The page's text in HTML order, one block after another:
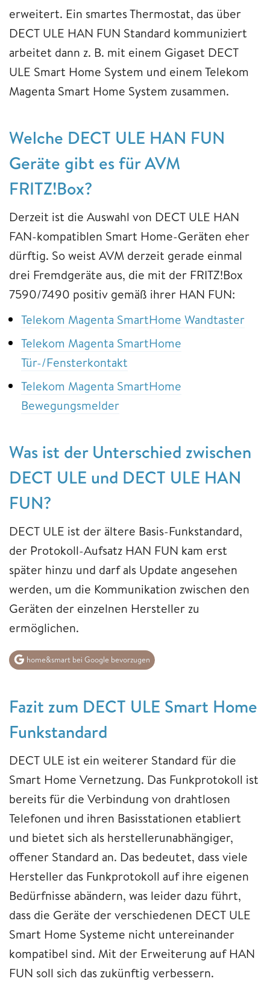
erweitert. Ein smartes Thermostat, das über
DECT ULE HAN FUN Standard kommuniziert
arbeitet dann z. B. mit einem Gigaset DECT
ULE Smart Home System und einem Telekom
Magenta Smart Home System zusammen.
Welche DECT ULE HAN FUN
Geräte gibt es für AVM
FRITZ!Box?
Derzeit ist die Auswahl von DECT ULE HAN
FAN-kompatiblen Smart Home-Geräten eher
dürftig. So weist AVM derzeit gerade einmal
drei Fremdgeräte aus, die mit der FRITZ!Box
7590/7490 positiv gemäß ihrer HAN FUN:
Telekom Magenta SmartHome Wandtaster
Telekom Magenta SmartHome
Tür-/Fensterkontakt
Telekom Magenta SmartHome
Bewegungsmelder
Was ist der Unterschied zwischen
DECT ULE und DECT ULE HAN
FUN?
DECT ULE ist der ältere Basis-Funkstandard,
der Protokoll-Aufsatz HAN FUN kam erst
später hinzu und darf als Update angesehen
werden, um die Kommunikation zwischen den
Geräten der einzelnen Hersteller zu
ermöglichen.
home&smart bei Google bevorzugen
Fazit zum DECT ULE Smart Home
Funkstandard
DECT ULE ist ein weiterer Standard für die
Smart Home Vernetzung. Das Funkprotokoll ist
bereits für die Verbindung von drahtlosen
Telefonen und ihren Basisstationen etabliert
und bietet sich als herstellerunabhängiger,
offener Standard an. Das bedeutet, dass viele
Hersteller das Funkprotokoll auf ihre eigenen
Bedürfnisse abändern, was leider dazu führt,
dass die Geräte der verschiedenen DECT ULE
Smart Home Systeme nicht untereinander
kompatibel sind. Mit der Erweiterung auf HAN
FUN soll sich das zukünftig verbessern.